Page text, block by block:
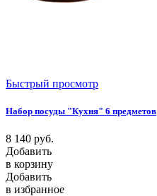
Быстрый просмотр
Набор посуды "Кухня" 6 предметов
8 140 руб.
Добавить
в корзину
Добавить
в избранное